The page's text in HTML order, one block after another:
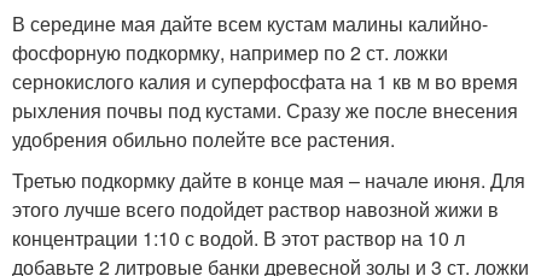
В середине мая дайте всем кустам малины калийно-
фосфорную подкормку, например по 2 ст. ложки
сернокислого калия и суперфосфата на 1 кв м во время
рыхления почвы под кустами. Сразу же после внесения
удобрения обильно полейте все растения.
Третью подкормку дайте в конце мая – начале июня. Для
этого лучше всего подойдет раствор навозной жижи в
концентрации 1:10 с водой. В этот раствор на 10 л
добавьте 2 литровые банки древесной золы и 3 ст. ложки